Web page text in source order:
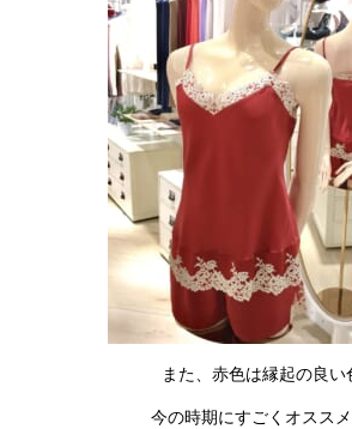
また、赤色は縁起の良い
今の時期にすごくオスス